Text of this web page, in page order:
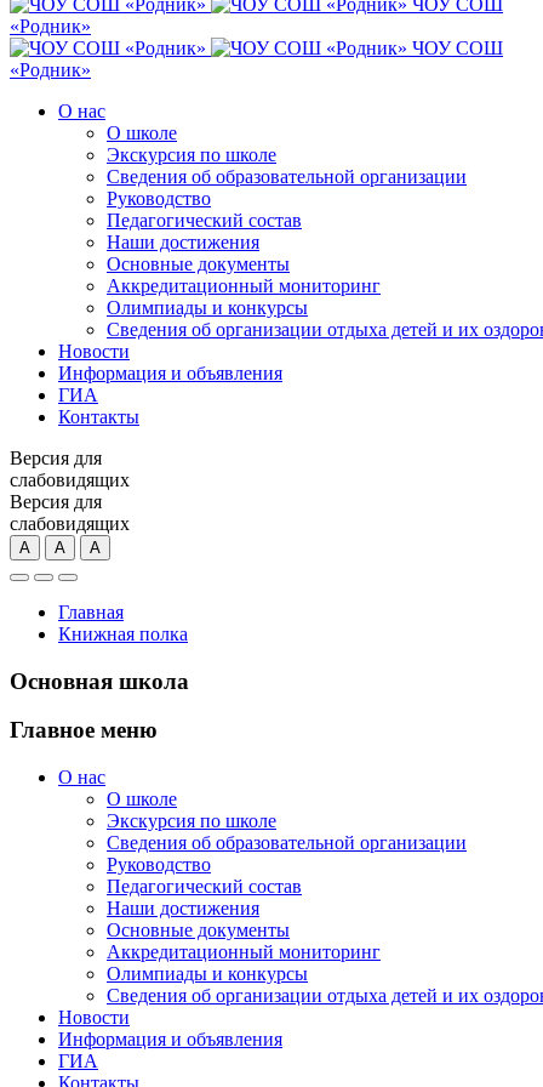
ЧОУ СОШ
«Родник»
ЧОУ СОШ
«Родник»
О нас
О школе
Экскурсия по школе
Сведения об образовательной организации
Руководство
Педагогический состав
Наши достижения
Основные документы
Аккредитационный мониторинг
Олимпиады и конкурсы
Сведения об организации отдыха детей и их
Новости
Информация и объявления
ГИА
Контакты
Версия для
слабовидящих
Версия для
слабовидящих
А А А
Главная
Книжная полка
Основная школа
Главное меню
О нас
О школе
Экскурсия по школе
Сведения об образовательной организации
Руководство
Педагогический состав
Наши достижения
Основные документы
Аккредитационный мониторинг
Олимпиады и конкурсы
Сведения об организации отдыха детей и их
Новости
Информация и объявления
ГИА